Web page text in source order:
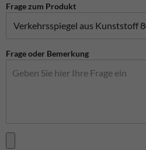
Frage zum Produkt
Frage oder Bemerkung